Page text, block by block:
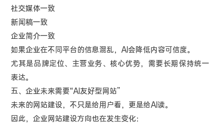
社交媒体一致
新闻稿一致
企业简介一致
如果企业在不同平台的信息混乱，AI会降低内容可信度。
尤其是品牌定位、主营业务、核心优势，需要长期保持统一
表达。
五、企业未来需要“AI友好型网站”
未来的网站建设，不只是给用户看，更是给AI读。
因此，企业网站建设方向也在发生变化：